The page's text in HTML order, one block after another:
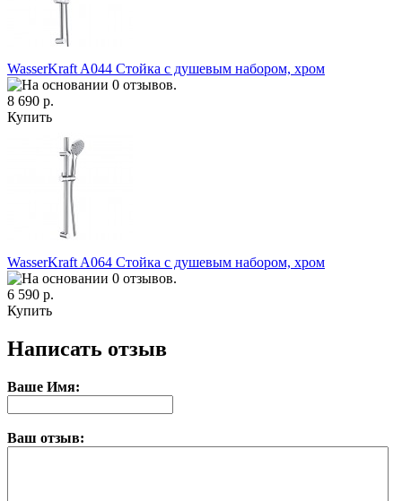
WasserKraft A044 Стойка с душевым набором, хром
8 690 р.
Купить
WasserKraft A064 Стойка с душевым набором, хром
6 590 р.
Купить
Написать отзыв
Ваше Имя:
Ваш отзыв: